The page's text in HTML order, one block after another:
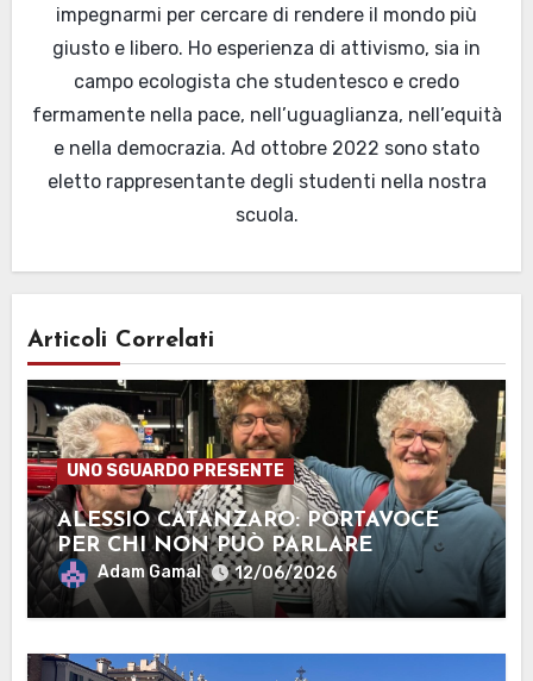
impegnarmi per cercare di rendere il mondo più
giusto e libero. Ho esperienza di attivismo, sia in
campo ecologista che studentesco e credo
fermamente nella pace, nell’uguaglianza, nell’equità
e nella democrazia. Ad ottobre 2022 sono stato
eletto rappresentante degli studenti nella nostra
scuola.
Articoli Correlati
UNO SGUARDO PRESENTE
ALESSIO CATANZARO: PORTAVOCE
PER CHI NON PUÒ PARLARE
Adam Gamal 12/06/2026